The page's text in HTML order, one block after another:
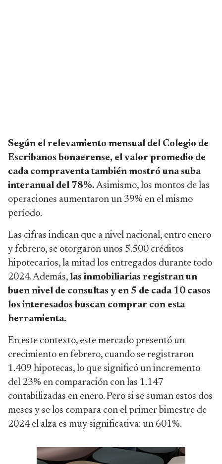
Según el relevamiento mensual del Colegio de
Escribanos bonaerense, el valor promedio de
cada compraventa también mostró una suba
interanual del 78%. Asimismo, los montos de las
operaciones aumentaron un 39% en el mismo
período.
Las cifras indican que a nivel nacional, entre enero
y febrero, se otorgaron unos 5.500 créditos
hipotecarios, la mitad los entregados durante todo
2024. Además, las inmobiliarias registran un
buen nivel de consultas y en 5 de cada 10 casos
los interesados buscan comprar con esta
herramienta.
En este contexto, este mercado presentó un
crecimiento en febrero, cuando se registraron
1.409 hipotecas, lo que significó un incremento
del 23% en comparación con las 1.147
contabilizadas en enero. Pero si se suman estos dos
meses y se los compara con el primer bimestre de
2024 el alza es muy significativa: un 601%.